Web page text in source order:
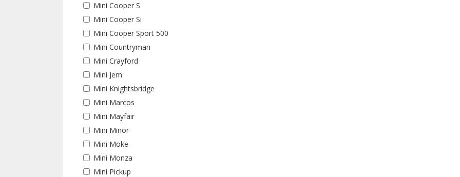
Mini Cooper S
Mini Cooper Si
Mini Cooper Sport 500
Mini Countryman
Mini Crayford
Mini Jem
Mini Knightsbridge
Mini Marcos
Mini Mayfair
Mini Minor
Mini Moke
Mini Monza
Mini Pickup